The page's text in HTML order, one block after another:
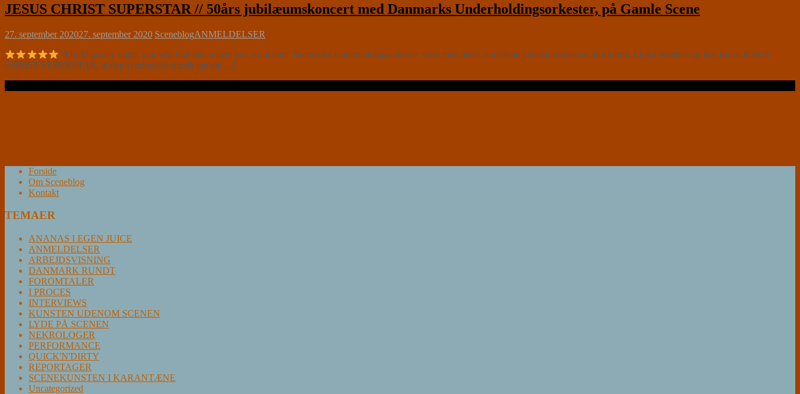
JESUS CHRIST SUPERSTAR // 50års jubilæumskoncert med Danmarks Underholdingsorkester, på Gamle Scene
27. september 202027. september 2020 SceneblogANMELDELSER
”On Thursday night, you will find him where you want him” Danmarks Underholdingsorkester viser med deres storslåede jubilæumskoncert af Andrew Lloyd Webber og Tim Rices JESUS
CHRIST SUPERSTAR, at den symfoniske musik har en[…]
Forside
Om Sceneblog
Kontakt
TEMAER
ANANAS I EGEN JUICE
ANMELDELSER
ARBEJDSVISNING
DANMARK RUNDT
FOROMTALER
I PROCES
INTERVIEWS
KUNSTEN UDENOM SCENEN
LYDE PÅ SCENEN
NEKROLOGER
PERFORMANCE
QUICK'N'DIRTY
REPORTAGER
SCENEKUNSTEN I KARANTÆNE
Uncategorized